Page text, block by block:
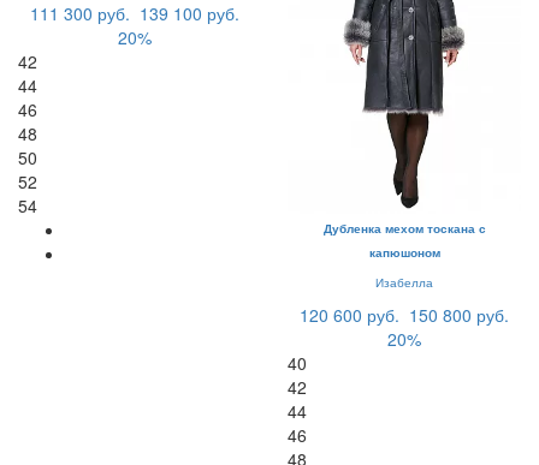
111 300 руб. 139 100 руб.
20%
42
44
46
48
50
52
54
Дубленка мехом тоскана с
капюшоном
Изабелла
120 600 руб. 150 800 руб.
20%
40
42
44
46
48